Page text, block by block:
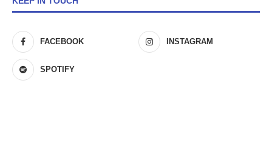
FACEBOOK INSTAGRAM
SPOTIFY